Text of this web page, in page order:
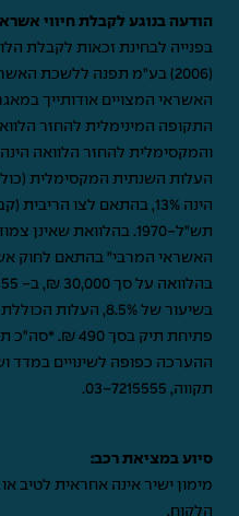
הודעה בנוגע לקבלת חיווי
בפנייה לבחינת זכאות לקבלת
(2006) בע"מ תפנה ללשכת
האשראי המצויים אודותייך
העלות השנתית המקסימלית
הינה 13%, בהתאם לצו
תש"ל-1970. בהלוואת
תקווה, 03-7215555
.
סיוע במציאת רכב:
מימון ישיר אינה אחראית לטיב
הלקוח.